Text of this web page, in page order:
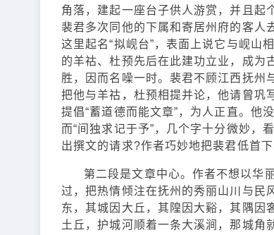
角落，建起一座台子供人游赏，并且起
裴君多次同他的下属和寄居州府的客人
这里起名“拟岘台”，表面上说它与岘山
的羊祜、杜预先后在此建功立业，成为
胜，因而名噪一时。裴君不顾江西抚州
把他与羊祜，杜预相提并论，他请曾巩
提倡“蓄道德而能文章”，为人正直。他
而“间独求记于予”，几个字十分微妙，
出撰文的请求?作者巧妙地把裴君低首
第二段是文章中心。作者不想以华
过，把热情倾注在抚州的秀丽山川与民
东，其城因大丘，其隍因大谿，其隅因
土丘，护城河顺着一条大溪涧，那城角